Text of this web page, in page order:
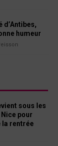
d’Antibes,
humeur
sous les
pour
la rentrée